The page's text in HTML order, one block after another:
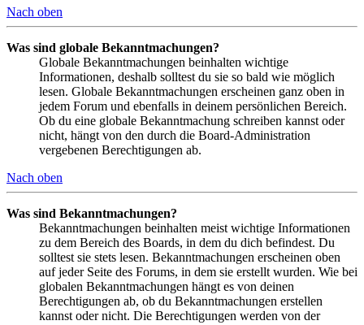
Nach oben
Was sind globale Bekanntmachungen?
Globale Bekanntmachungen beinhalten wichtige
Informationen, deshalb solltest du sie so bald wie möglich
lesen. Globale Bekanntmachungen erscheinen ganz oben in
jedem Forum und ebenfalls in deinem persönlichen Bereich.
Ob du eine globale Bekanntmachung schreiben kannst oder
nicht, hängt von den durch die Board-Administration
vergebenen Berechtigungen ab.
Nach oben
Was sind Bekanntmachungen?
Bekanntmachungen beinhalten meist wichtige Informationen
zu dem Bereich des Boards, in dem du dich befindest. Du
solltest sie stets lesen. Bekanntmachungen erscheinen oben
auf jeder Seite des Forums, in dem sie erstellt wurden. Wie bei
globalen Bekanntmachungen hängt es von deinen
Berechtigungen ab, ob du Bekanntmachungen erstellen
kannst oder nicht. Die Berechtigungen werden von der